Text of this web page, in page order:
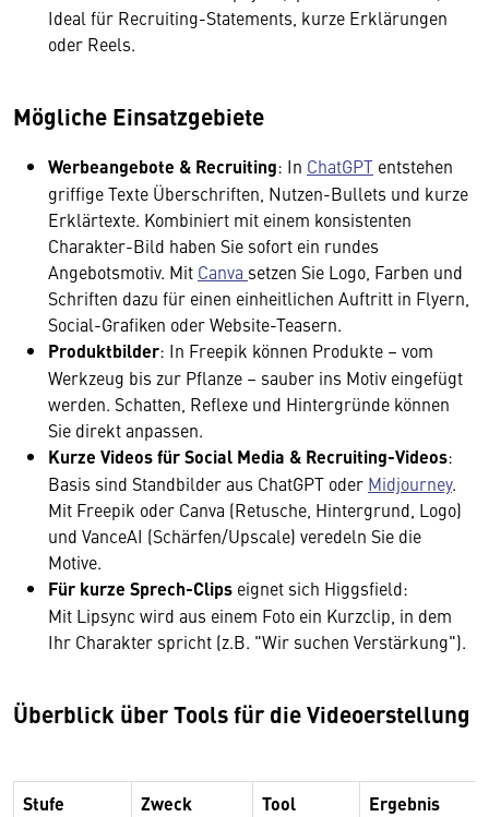
Ideal für Recruiting-Statements, kurze Erklärungen
oder Reels.
Mögliche Einsatzgebiete
Werbeangebote & Recruiting: In ChatGPT entstehen
griffige Texte Überschriften, Nutzen-Bullets und kurze
Erklärtexte. Kombiniert mit einem konsistenten
Charakter-Bild haben Sie sofort ein rundes
Angebotsmotiv. Mit Canva setzen Sie Logo, Farben und
Schriften dazu für einen einheitlichen Auftritt in Flyern,
Social-Grafiken oder Website-Teasern.
Produktbilder: In Freepik können Produkte – vom
Werkzeug bis zur Pflanze – sauber ins Motiv eingefügt
werden. Schatten, Reflexe und Hintergründe können
Sie direkt anpassen.
Kurze Videos für Social Media & Recruiting-Videos:
Basis sind Standbilder aus ChatGPT oder Midjourney.
Mit Freepik oder Canva (Retusche, Hintergrund, Logo)
und VanceAI (Schärfen/Upscale) veredeln Sie die
Motive.
Für kurze Sprech-Clips eignet sich Higgsfield:
Mit Lipsync wird aus einem Foto ein Kurzclip, in dem
Ihr Charakter spricht (z.B. "Wir suchen Verstärkung").
Überblick über Tools für die Videoerstellung
Stufe Zweck Tool Ergebnis